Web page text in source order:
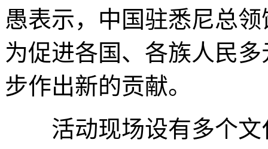
愚表示，中国驻悉尼总
为促进各国、各族人民
步作出新的贡献。
活动现场设有多个文